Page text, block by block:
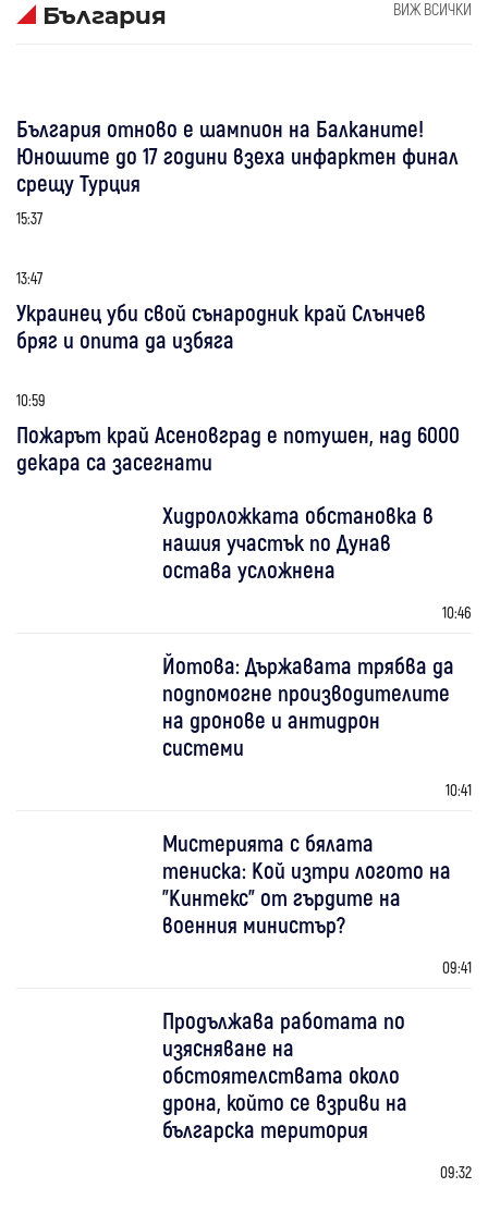
България ВИЖ ВСИЧКИ
България отново е шампион на Балканите!
Юношите до 17 години взеха инфарктен финал
срещу Турция
15:37
13:47
Украинец уби свой сънародник край Слънчев
бряг и опита да избяга
10:59
Пожарът край Асеновград е потушен, над 6000
декара са засегнати
Хидроложката обстановка в
нашия участък по Дунав
остава усложнена
10:46
Йотова: Държавата трябва да
подпомогне производителите
на дронове и антидрон
системи
10:41
Мистерията с бялата
тениска: Кой изтри логото на
"Кинтекс" от гърдите на
военния министър?
09:41
Продължава работата по
изясняване на
обстоятелствата около
дрона, който се взриви на
българска територия
09:32